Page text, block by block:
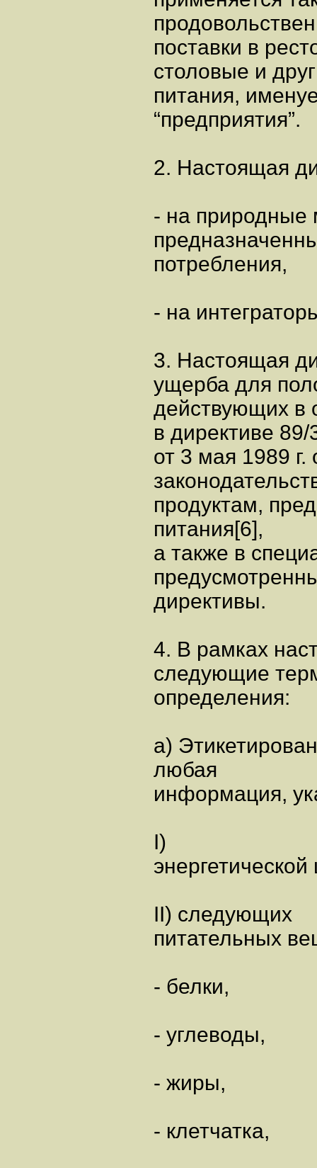
поставки в
столовые и
питания,
“предприятия”.
2. Настоящая
- на природные
потребления,
- на
3. Настоящая
ущерба для
действующих в
в директиве
от 3 мая 1989
продуктам,
питания[6],
а также в
директивы.
4. В рамках
следующие
определения:
а)
любая
информация,
I)
II) следующих
питательных
- белки,
- углеводы,
- жиры,
- клетчатка,